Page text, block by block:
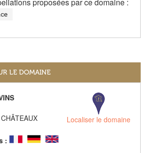
proposées par ce domaine :
LE DOMAINE
Localiser le domaine
: